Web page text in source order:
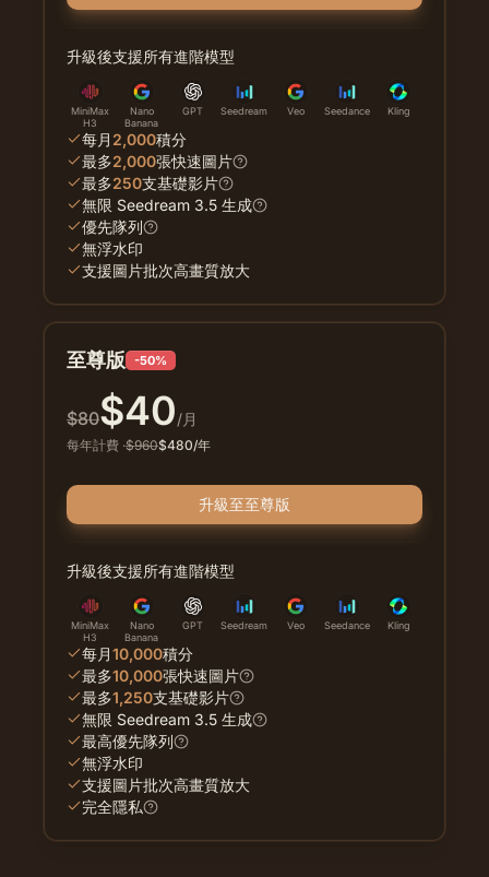
升級後支援所有進階模型
MiniMax
H3
Nano
Banana
GPT Seedream Veo Seedance Kling
每月 2,000積分
最多2,000張快速圖片
最多250支基礎影片
無限 Seedream 3.5 生成
優先隊列
無浮水印
支援圖片批次高畫質放大
至尊版 -50%
$80$40/月
每年計費 ·$960$480/年
升級至至尊版
升級後支援所有進階模型
MiniMax
H3
Nano
Banana
GPT Seedream Veo Seedance Kling
每月10,000積分
最多10,000張快速圖片
最多1,250支基礎影片
無限 Seedream 3.5 生成
最高優先隊列
無浮水印
支援圖片批次高畫質放大
完全隱私